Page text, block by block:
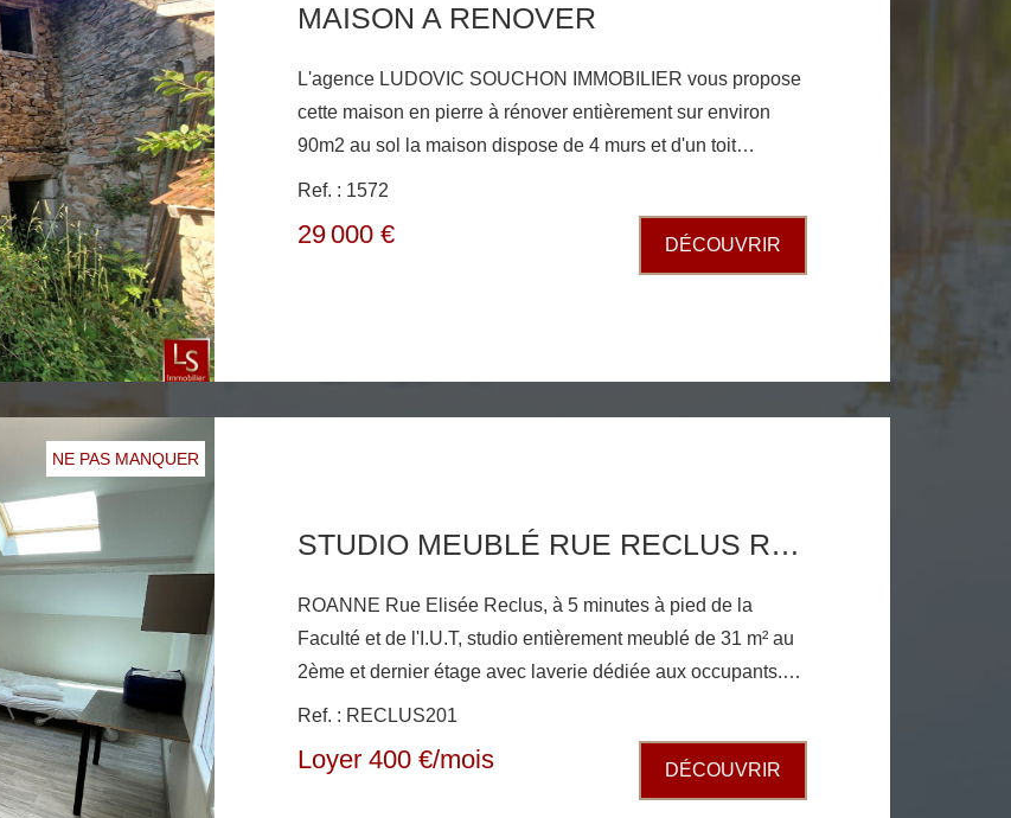
MAISON A RENOVER
L'agence LUDOVIC SOUCHON IMMOBILIER vous propose
cette maison en pierre à rénover entièrement sur environ
90m2 au sol la maison dispose de 4 murs et d'un toit
l'interieur n"a pas été aménagé, pas d'eau, pas d'électricité,
ni d'assainissement. situé au calme à la campagne terrain
200m2
Ref. : 1572
29 000 € DÉCOUVRIR
NE PAS MANQUER
STUDIO MEUBLÉ RUE RECLUS ROANNE
ROANNE Rue Elisée Reclus, à 5 minutes à pied de la
Faculté et de l'I.U.T, studio entièrement meublé de 31 m² au
2ème et dernier étage avec laverie dédiée aux occupants.
Le studio se compose d'une grande pièce de vie, d'un coin
cuisine comprenant un frigo; plaque de cuisson; micro-ondes
et une salle d'eau avec WC. Calme et luminosité assurée.
Ref. : RECLUS201
Loyer 400 €/mois DÉCOUVRIR